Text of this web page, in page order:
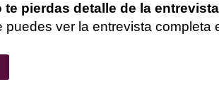
te pierdas detalle de la
puedes ver la entrevista completa